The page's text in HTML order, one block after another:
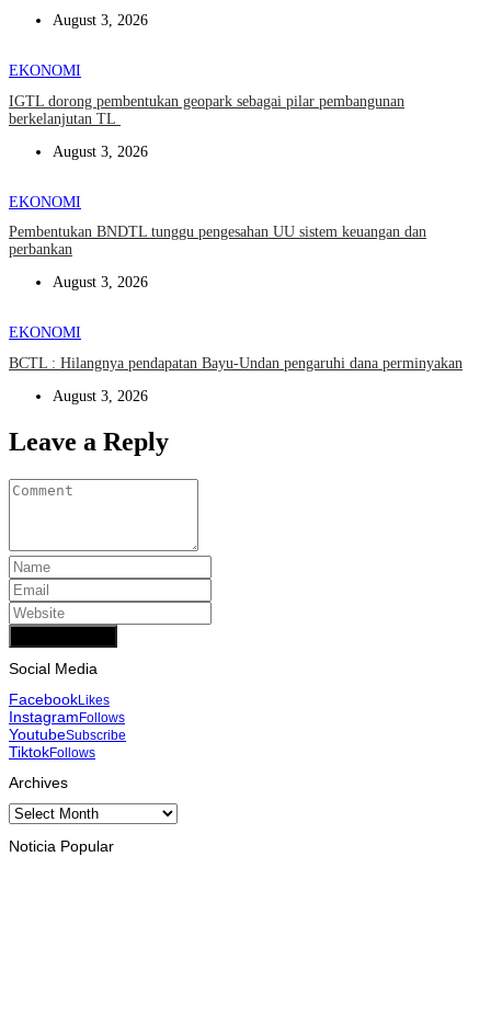
August 3, 2026
EKONOMI
IGTL dorong pembentukan geopark sebagai pilar pembangunan
berkelanjutan TL
August 3, 2026
EKONOMI
Pembentukan BNDTL tunggu pengesahan UU sistem keuangan dan
perbankan
August 3, 2026
EKONOMI
BCTL : Hilangnya pendapatan Bayu-Undan pengaruhi dana perminyakan
August 3, 2026
Leave a Reply
Social Media
FacebookLikes
InstagramFollows
YoutubeSubscribe
TiktokFollows
Archives
Archives
Noticia Popular